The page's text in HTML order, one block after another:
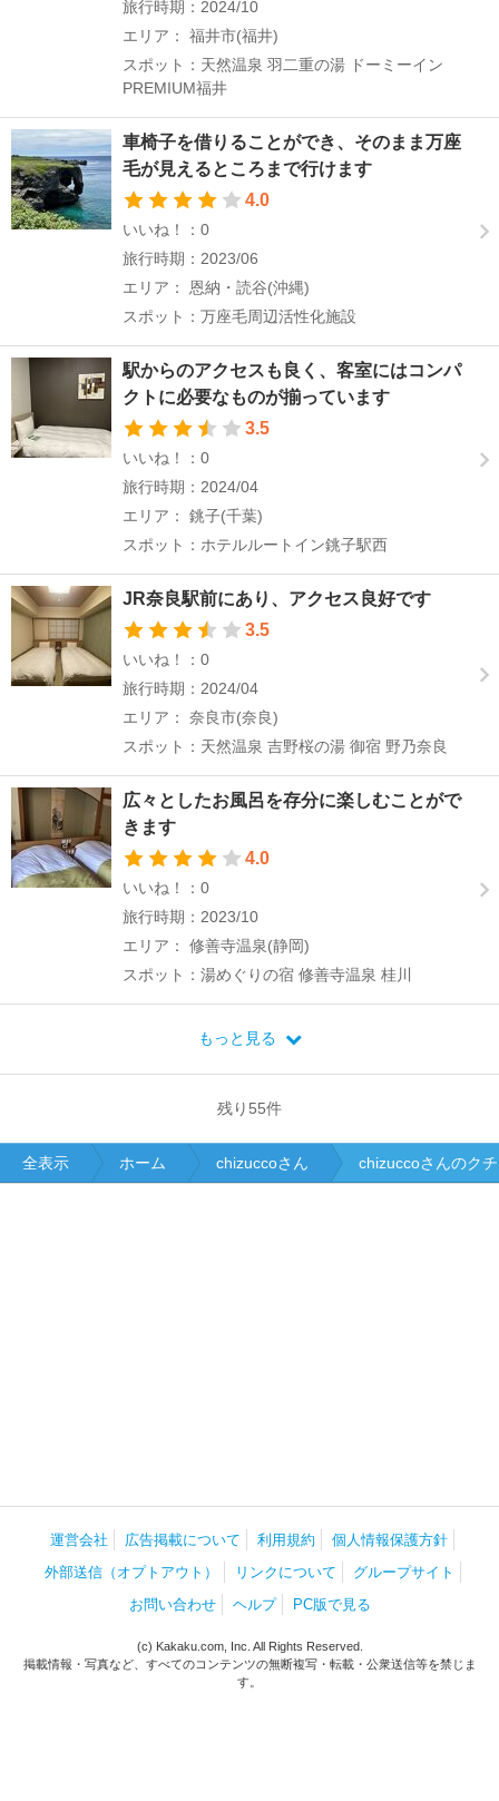
旅行時期：2024/10
エリア： 福井市(福井)
スポット：天然温泉 羽二重の湯 ドーミーイン
PREMIUM福井
車椅子を借りることができ、そのまま万座
毛が見えるところまで行けます
4.0
いいね！：0
旅行時期：2023/06
エリア： 恩納・読谷(沖縄)
スポット：万座毛周辺活性化施設
駅からのアクセスも良く、客室にはコンパ
クトに必要なものが揃っています
3.5
いいね！：0
旅行時期：2024/04
エリア： 銚子(千葉)
スポット：ホテルルートイン銚子駅西
JR奈良駅前にあり、アクセス良好です
3.5
いいね！：0
旅行時期：2024/04
エリア： 奈良市(奈良)
スポット：天然温泉 吉野桜の湯 御宿 野乃奈良
広々としたお風呂を存分に楽しむことがで
きます
4.0
いいね！：0
旅行時期：2023/10
エリア： 修善寺温泉(静岡)
スポット：湯めぐりの宿 修善寺温泉 桂川
もっと見る
残り 55件
全表示 ホーム chizuccoさん chizuccoさんのク
運営会社 広告掲載について 利用規約
個人情報保護方針
外部送信（オプトアウト）
リンクについて
グループサイト
お問い合わせ
ヘルプ PC版で見る
(c) Kakaku.com, Inc. All Rights Reserved.
掲載情報・写真など、すべてのコンテンツの無断複写・転載・公衆送信等を禁じま
す。